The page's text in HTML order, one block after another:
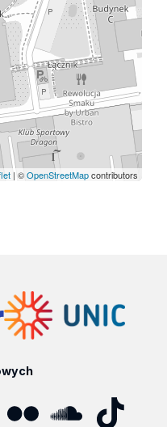
| ©OpenStreetMapcontributors